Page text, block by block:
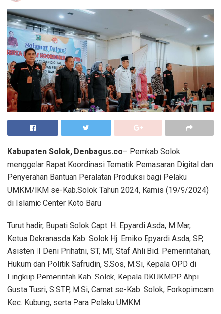
Kabupaten Solok, Denbagus.co– Pemkab Solok
menggelar Rapat Koordinasi Tematik Pemasaran Digital dan
Penyerahan Bantuan Peralatan Produksi bagi Pelaku
UMKM/IKM se-Kab.Solok Tahun 2024, Kamis (19/9/2024)
di Islamic Center Koto Baru
Turut hadir, Bupati Solok Capt. H. Epyardi Asda, M.Mar,
Ketua Dekranasda Kab. Solok Hj. Emiko Epyardi Asda, SP,
Asisten II Deni Prihatni, ST, MT, Staf Ahli Bid. Pemerintahan,
Hukum dan Politik Safrudin, S.Sos, M.Si, Kepala OPD di
Lingkup Pemerintah Kab. Solok, Kepala DKUKMPP Ahpi
Gusta Tusri, S.STP, M.Si, Camat se-Kab. Solok, Forkopimcam
Kec. Kubung, serta Para Pelaku UMKM.